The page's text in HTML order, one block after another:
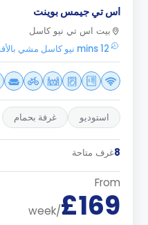
اس تي جيمس بوينت
بيت اس تي نيو كاسل
12 mins نيو كاسل مشي بالأقدام
استوديو غرفة بحمام
8غرف متاحة
From
£169
/week